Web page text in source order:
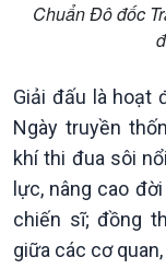
Văn hoá & Du lịch
Tin Văn hoá & Du
Chuẩn Đô đốc
Giải đấu là hoạt
Ngày truyền
khí thi đua sôi
lực, nâng cao
chiến sĩ; đồng
giữa các cơ